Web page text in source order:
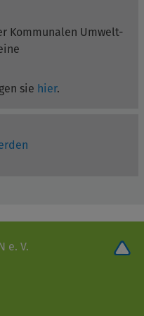
Kommunalen Umwelt-
sie hier.
e. V.